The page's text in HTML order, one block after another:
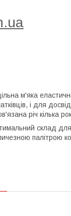
м'яка
і для
річ кілька
склад для
палітрою